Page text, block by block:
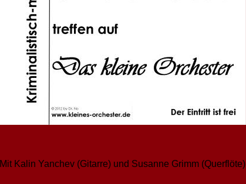
Mit Kalin Yanchev (Gitarre) und Susanne Grimm (Querflöte)